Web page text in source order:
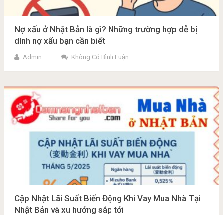
Nợ xấu ở Nhật Bản là gì? Những trường hợp dễ bị
dính nợ xấu bạn cần biết
Admin Không Có Bình Luận
Cập Nhật Lãi Suất Biến Động Khi Vay Mua Nhà Tại
Nhật Bản và xu hướng sắp tới